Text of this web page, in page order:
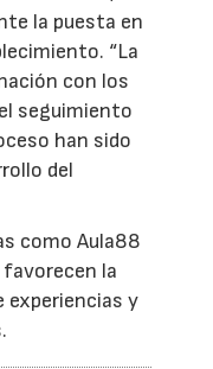
la puesta en
“La
con los
seguimiento
han sido
del
como Aula88
favorecen la
experiencias y